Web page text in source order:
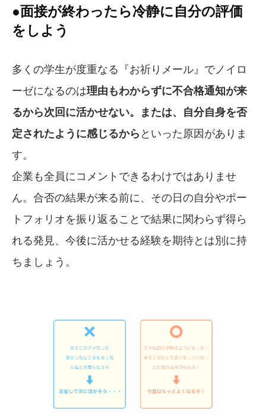
●面接が終わったら冷静に自分の評価
をしよう
多くの学生が度重なる『お祈りメール』でノイロ
ーゼになるのは理由もわからずに不合格通知が来
るから次回に活かせない。または、自分自身を否
定されたように感じるから といった原因がありま
す。
企業も全員にコメントできるわけではありませ
ん。合否の結果が来る前に、その日の自分やポー
トフォリオを振り返ることで結果に関わらず得ら
れる発見、今後に活かせる経験を期待とは別に持
ちましょう。